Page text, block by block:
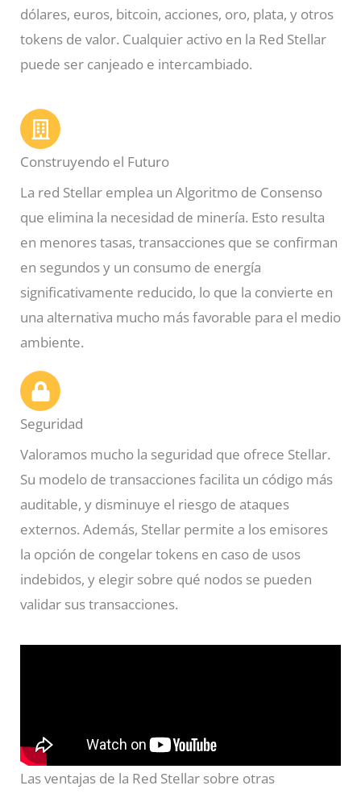
dólares, euros, bitcoin, acciones, oro, plata, y otros
tokens de valor. Cualquier activo en la Red Stellar
puede ser canjeado e intercambiado.
Construyendo el Futuro
La red Stellar emplea un Algoritmo de Consenso
que elimina la necesidad de minería. Esto resulta
en menores tasas, transacciones que se confirman
en segundos y un consumo de energía
significativamente reducido, lo que la convierte en
una alternativa mucho más favorable para el medio
ambiente.
Seguridad
Valoramos mucho la seguridad que ofrece Stellar.
Su modelo de transacciones facilita un código más
auditable, y disminuye el riesgo de ataques
externos. Además, Stellar permite a los emisores
la opción de congelar tokens en caso de usos
indebidos, y elegir sobre qué nodos se pueden
validar sus transacciones.
Las ventajas de la Red Stellar sobre otras